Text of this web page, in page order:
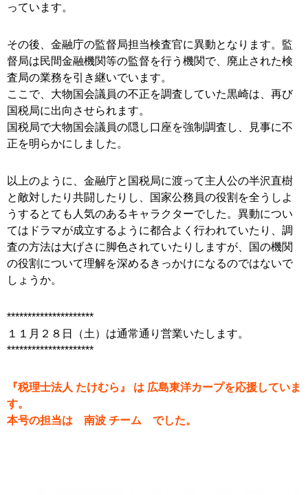
っています。
その後、金融庁の監督局担当検査官に異動となります。監
督局は民間金融機関等の監督を行う機関で、廃止された検
査局の業務を引き継いでいます。
ここで、大物国会議員の不正を調査していた黒崎は、再び
国税局に出向させられます。
国税局で大物国会議員の隠し口座を強制調査し、見事に不
正を明らかにしました。
以上のように、金融庁と国税局に渡って主人公の半沢直樹
と敵対したり共闘したりし、国家公務員の役割を全うしよ
うするとても人気のあるキャラクターでした。異動につい
てはドラマが成立するように都合よく行われていたり、調
査の方法は大げさに脚色されていたりしますが、国の機関
の役割について理解を深めるきっかけになるのではないで
しょうか。
*********************
１１月２８日（土）は通常通り営業いたします。
*********************
『税理士法人 たけむら』 は 広島東洋カープを応援していま
す。
本号の担当は 南波 チーム でした。